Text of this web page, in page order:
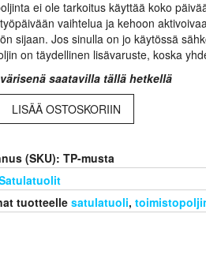
ei ole tarkoitus käyttää koko
vaihtelua ja kehoon
sijaan. Jos sinulla on jo käytössä
on täydellinen lisävaruste, koska
saatavilla tällä hetkellä
LISÄÄ OSTOSKORIIN
(SKU): TP-musta
tuotteelle satulatuoli,